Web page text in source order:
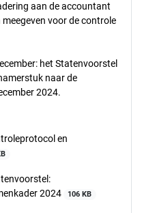
aan de accountant
voor de controle
het Statenvoorstel
naar de
2024.
en
2024
106 KB